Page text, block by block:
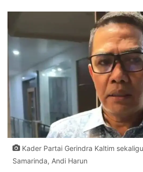
Kader Partai Gerindra Kaltim
Samarinda, Andi Harun